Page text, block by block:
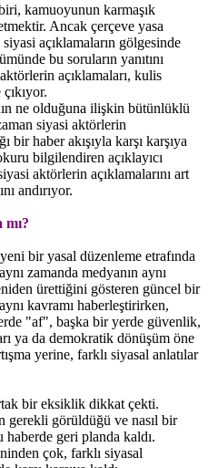
kamuoyunun karmaşık
Ancak çerçeve yasa
açıklamaların gölgesinde
bu soruların yanıtını
açıklamaları, kulis
ne olduğuna ilişkin bütünlüklü
siyasi aktörlerin
bir haber akışıyla karşı karşıya
bilgilendiren açıklayıcı
aktörlerin açıklamalarını art
andırıyor.
mı?
bir yasal düzenleme etrafında
zamanda medyanın aynı
ürettiğini gösteren güncel bir
kavramı haberleştirirken,
"af", başka bir yerde güvenlik,
ya da demokratik dönüşüm öne
yerine, farklı siyasal anlatılar
bir eksiklik dikkat çekti.
gerekli görüldüğü ve nasıl bir
geri planda kaldı.
çok, farklı siyasal